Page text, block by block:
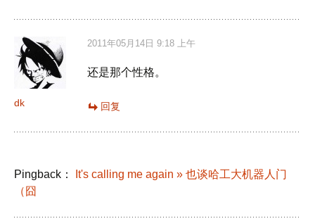
dk
2011年05月14日 9:18 上午
还是那个性格。
回复
Pingback：
It's calling me again » 也谈哈工大机器人门
（囧